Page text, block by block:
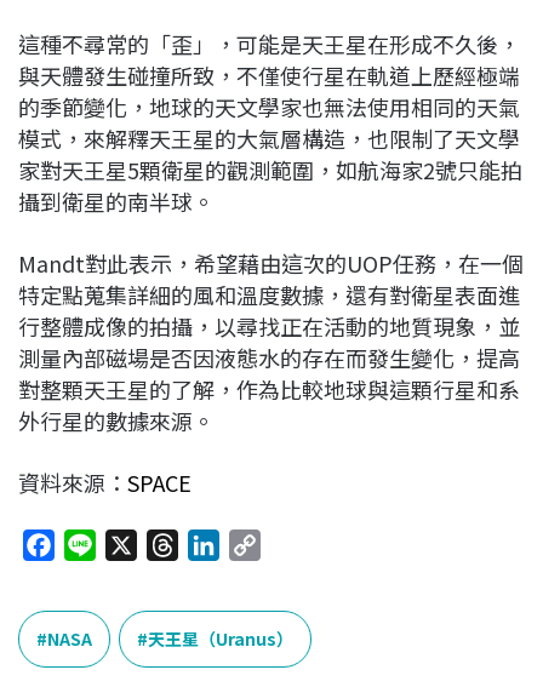
這種不尋常的「歪」，可能是天王星在形成不久後，
與天體發生碰撞所致，不僅使行星在軌道上歷經極端
的季節變化，地球的天文學家也無法使用相同的天氣
模式，來解釋天王星的大氣層構造，也限制了天文學
家對天王星5顆衛星的觀測範圍，如航海家2號只能拍
攝到衛星的南半球。
Mandt對此表示，希望藉由這次的UOP任務，在一個
特定點蒐集詳細的風和溫度數據，還有對衛星表面進
行整體成像的拍攝，以尋找正在活動的地質現象，並
測量內部磁場是否因液態水的存在而發生變化，提高
對整顆天王星的了解，作為比較地球與這顆行星和系
外行星的數據來源。
資料來源： SPACE
c
e
b
n
r
e
a
n
k
e
p
y
L
NASA 天王星（Uranus）